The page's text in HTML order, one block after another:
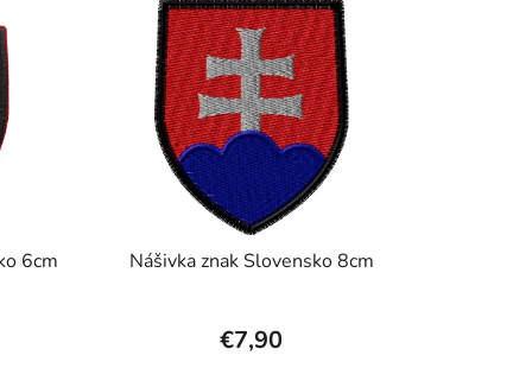
6cm Nášivka znak Slovensko 8cm
€7,90